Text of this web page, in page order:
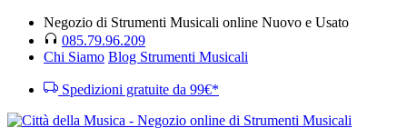
Negozio di Strumenti Musicali online Nuovo e Usato
085.79.96.209
Chi Siamo Blog Strumenti Musicali
Spedizioni gratuite da 99€*